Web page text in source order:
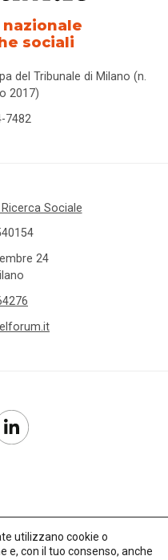
sociali
del Tribunale di Milano (n.
2017)
7482
Sociale
24
utilizzano cookie o
e, con il tuo consenso, anche